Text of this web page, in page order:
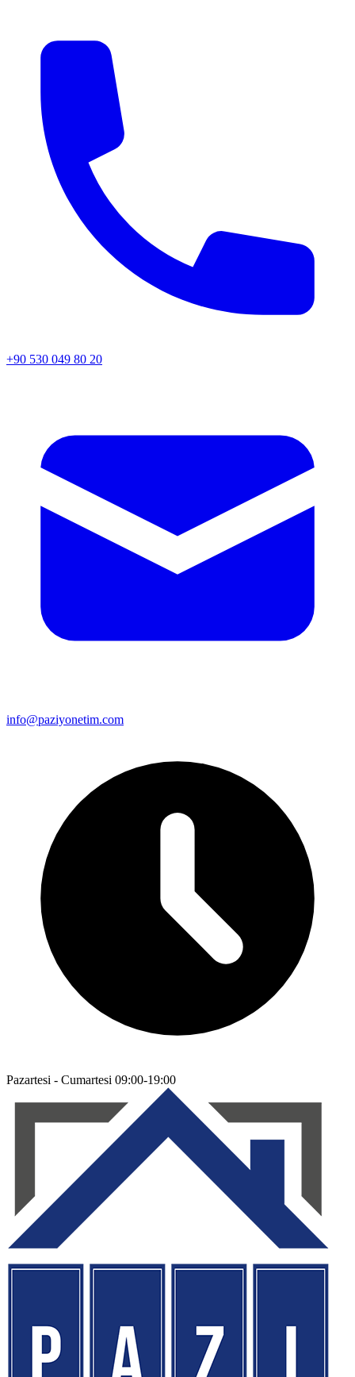
+90 530 049 80 20
info@paziyonetim.com
Pazartesi - Cumartesi 09:00-19:00